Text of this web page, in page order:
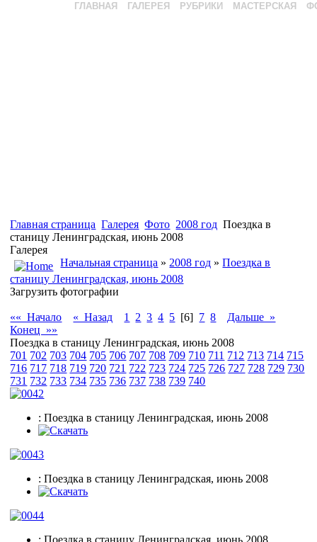
ГЛАВНАЯ ГАЛЕРЕЯ РУБРИКИ МАСТЕРСКАЯ
Главная страница Галерея Фото 2008 год Поездка в
станицу Ленинградская, июнь 2008
Галерея
Начальная страница » 2008 год »Поездка в
станицу Ленинградская, июнь 2008
Загрузить фотографии
«« Начало « Назад 1 2 3 4 5 [6] 7 8
Дальше »
Конец »»
Поездка в станицу Ленинградская, июнь 2008
701 702 703 704 705 706 707 708 709 710 711 712 713 714 715
716 717 718 719 720 721 722 723 724 725 726 727 728 729 730
731 732 733 734 735 736 737 738 739 740
: Поездка в станицу Ленинградская, июнь 2008
: Поездка в станицу Ленинградская, июнь 2008
: Поездка в станицу Ленинградская, июнь 2008